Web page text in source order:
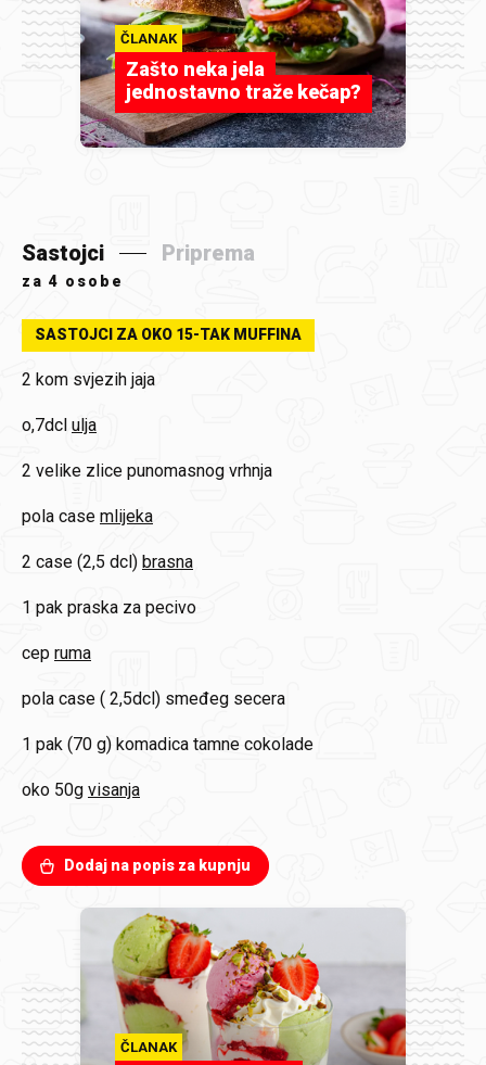
ČLANAK
Zašto neka jela
jednostavno traže kečap?
Sastojci Priprema
za 4 osobe
SASTOJCI ZA OKO 15-TAK MUFFINA
2 kom svjezih jaja
o,7dcl ulja
2 velike zlice punomasnog vrhnja
pola case mlijeka
2 case (2,5 dcl) brasna
1 pak praska za pecivo
cep ruma
pola case ( 2,5dcl) smeđeg secera
1 pak (70 g) komadica tamne cokolade
oko 50g visanja
Dodaj na popis za kupnju
ČLANAK